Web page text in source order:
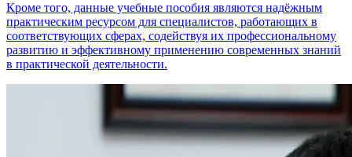
Кроме того, данные учебные пособия являются надёжным
практическим ресурсом для специалистов, работающих в
соответствующих сферах, содействуя их профессиональному
развитию и эффективному применению современных знаний
в практической деятельности.